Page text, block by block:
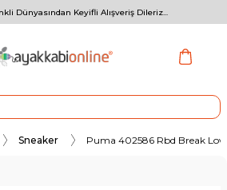
Dünyasından Keyifli Alışveriş Dileriz...
Sneaker Puma 402586 Rbd Break